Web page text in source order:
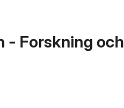
- Forskning och